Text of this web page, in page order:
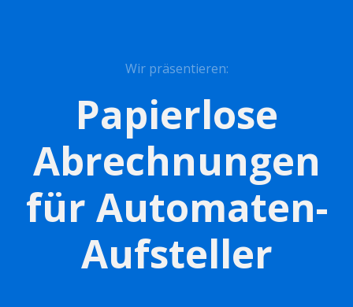
Wir präsentieren:
Papierlose
Abrechnungen
für Automaten-
Aufsteller